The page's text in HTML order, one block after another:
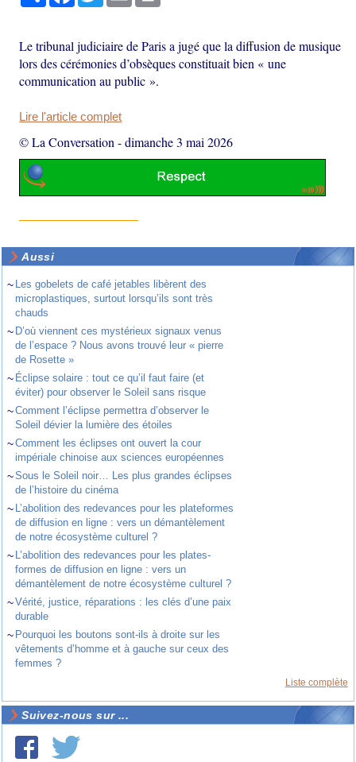
Le tribunal judiciaire de Paris a jugé que la diffusion de musique
lors des cérémonies d’obsèques constituait bien « une
communication au public ».
Lire l'article complet
© La Conversation -dimanche 3 mai 2026
Aussi
~ Les gobelets de café jetables libèrent des
microplastiques, surtout lorsqu’ils sont très
chauds
~ D’où viennent ces mystérieux signaux venus
de l’espace ? Nous avons trouvé leur « pierre
de Rosette »
~ Éclipse solaire : tout ce qu’il faut faire (et
éviter) pour observer le Soleil sans risque
~Comment l’éclipse permettra d’observer le
Soleil dévier la lumière des étoiles
~Comment les éclipses ont ouvert la cour
impériale chinoise aux sciences européennes
~Sous le Soleil noir… Les plus grandes éclipses
de l’histoire du cinéma
~ L’abolition des redevances pour les plateformes
de diffusion en ligne : vers un démantèlement
de notre écosystème culturel ?
~ L’abolition des redevances pour les plates-
formes de diffusion en ligne : vers un
démantèlement de notre écosystème culturel ?
~Vérité, justice, réparations : les clés d’une paix
durable
~ Pourquoi les boutons sont-ils à droite sur les
vêtements d’homme et à gauche sur ceux des
femmes ?
Liste complète
Suivez-nous sur ...